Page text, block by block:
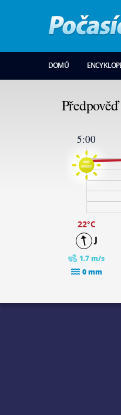
DOMŮ
5:00
22°C
J
1.7 m/s
0 mm
28
24
19